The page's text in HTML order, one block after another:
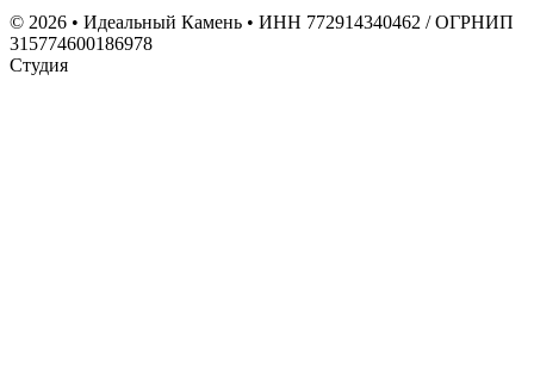
© 2026 • Идеальный Камень • ИНН 772914340462 / ОГРНИП
315774600186978
Студия